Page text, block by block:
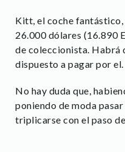
Kitt, el coche fantástico,
26.000 dólares (16.890
de coleccionista. Habrá
dispuesto a pagar por el.
No hay duda que,
poniendo de moda
triplicarse con el paso